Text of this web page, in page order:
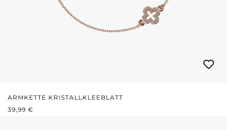
ARMKETTE KRISTALLKLEEBLATT
REGULÄRER PREIS:
39,99 €